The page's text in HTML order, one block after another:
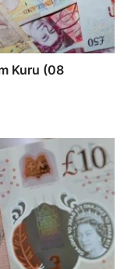
Kuru (08